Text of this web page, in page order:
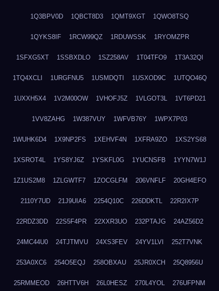
1Q3BPV0D 1QBCT8D3 1QMT9XGT 1QWO8TSQ
1QYKS8IF 1RCW99QZ 1RDUWSSK 1RYOMZPR
1SFXG5XT 1SSBXDLO 1SZ258AV 1T04TFO9 1T3A32QI
1TQ4XCLI 1URGFNU5 1USMDQTI 1USXOD9C 1UTQO46Q
1UXXH5X4 1V2M00OW 1VHOFJ5Z 1VLGOT3L 1VT6PD21
1VV8ZAHG 1W387VUY 1WFVB76Y 1WPX7P03
1WUHK6D4 1X9NP2FS 1XEHVF4N 1XFRA9ZO 1XS2YS68
1XSROT4L 1YS8YJ6Z 1YSKFL0G 1YUCNSFB 1YYN7W1J
1Z1US2M8 1ZLGWTF7 1ZOCGLFM 206VNFLF 20GH4EFO
2110Y7UD 21J9UIA6 2254Q10C 226DDKTL 22R2IX7P
22RDZ3DD 22S5F4PR 22XXR3UO 232PTAJG 24AZ56D2
24MC44U0 24TJTMVU 24XS3FEV 24YV1LVI 252T7VNK
253A0XC6 254O5EQJ 258OBXAU 25JR0XCH 25Q8956U
25RMMEOD 26HTTV6H 26L0HESZ 270L4YOL 276UFPNM